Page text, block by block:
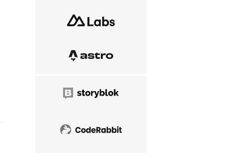
NuxtLabs
Astro
Storyblok
CodeRabbit